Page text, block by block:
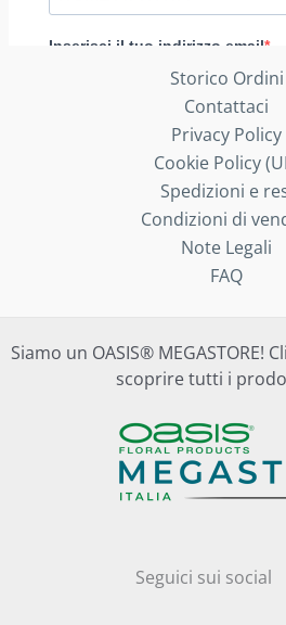
Storico Ordini
Contattaci
Privacy Policy
Cookie Policy
Spedizioni e
Condizioni di
Note Legali
FAQ
Siamo un OASIS® MEGASTORE!
scoprire tutti i
Seguici sui social